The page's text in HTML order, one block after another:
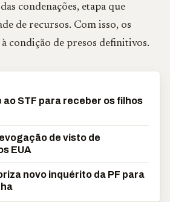
condenações, etapa que
de recursos. Com isso, os
à condição de presos definitivos.
ao STF para receber os filhos
de visto de
EUA
novo inquérito da PF para